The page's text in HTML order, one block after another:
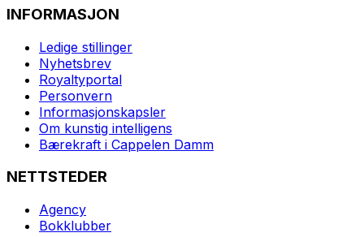
INFORMASJON
Ledige stillinger
Nyhetsbrev
Royaltyportal
Personvern
Informasjonskapsler
Om kunstig intelligens
Bærekraft i Cappelen Damm
NETTSTEDER
Agency
Bokklubber